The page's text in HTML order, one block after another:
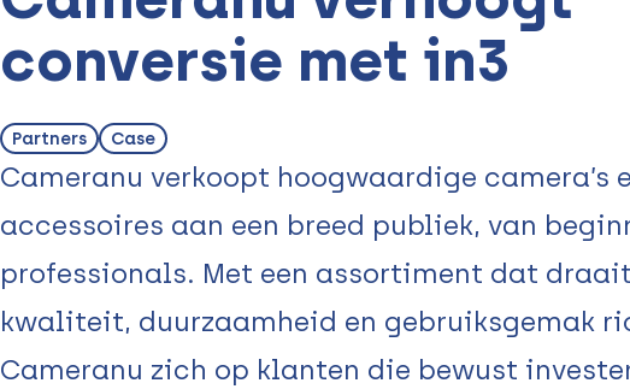
conversie met in3
Partners Case
Cameranu verkoopt hoogwaardige camera’s
accessoires aan een breed publiek, van
professionals. Met een assortiment dat
kwaliteit, duurzaamheid en gebruiksgemak
Cameranu zich op klanten die bewust